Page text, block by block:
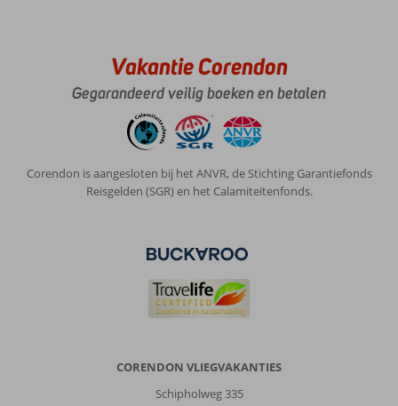
Vakantie Corendon
Gegarandeerd veilig boeken en betalen
Corendon is aangesloten bij het ANVR, de Stichting Garantiefonds
Reisgelden (SGR) en het Calamiteitenfonds.
CORENDON VLIEGVAKANTIES
Schipholweg 335